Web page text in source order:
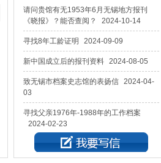
请问贵馆有无1953年6月无锡地方报刊
《晓报》？能否查阅？
2024-10-14
寻找8年工龄证明 2024-09-09
新中国成立后的报刊资料 2024-08-05
致无锡市档案史志馆的表扬信
2024-04-
03
寻找父亲1976年-1988年的工作档案
2024-02-23
寻找知情人 2025-04-15
关于茂新面粉厂资料的咨询 2024-12-03